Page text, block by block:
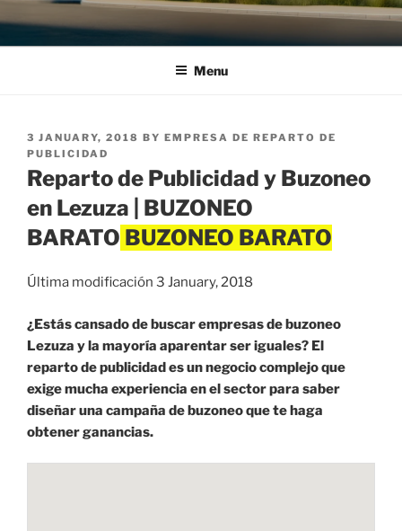
Menu
POSTED
ON
3 JANUARY, 2018 BY EMPRESA DE REPARTO DE
PUBLICIDAD
Reparto de Publicidad y Buzoneo
en Lezuza | BUZONEO
BARATO
Última modificación 3 January, 2018
¿Estás cansado de buscar empresas de buzoneo
Lezuza y la mayoría aparentar ser iguales? El
reparto de publicidad es un negocio complejo que
exige mucha experiencia en el sector para saber
diseñar una campaña de buzoneo que te haga
obtener ganancias.